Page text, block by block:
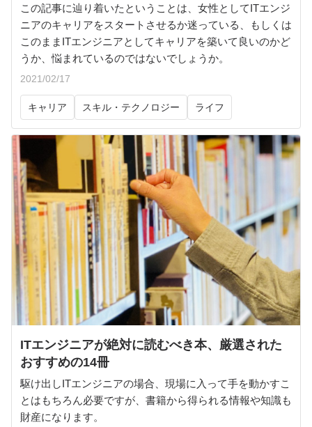
この記事に辿り着いたということは、女性としてITエンジ
ニアのキャリアをスタートさせるか迷っている、もしくは
このままITエンジニアとしてキャリアを築いて良いのかど
うか、悩まれているのではないでしょうか。
2021/02/17
キャリア スキル・テクノロジー ライフ
ITエンジニアが絶対に読むべき本、厳選された
おすすめの14冊
駆け出しITエンジニアの場合、現場に入って手を動かすこ
とはもちろん必要ですが、書籍から得られる情報や知識も
財産になります。